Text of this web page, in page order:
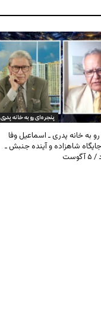
پنجره‌ای رو به خانه پدری
به خانه پدری ـ اسماعیل وفا
شاهزاده و آینده جنبش ـ